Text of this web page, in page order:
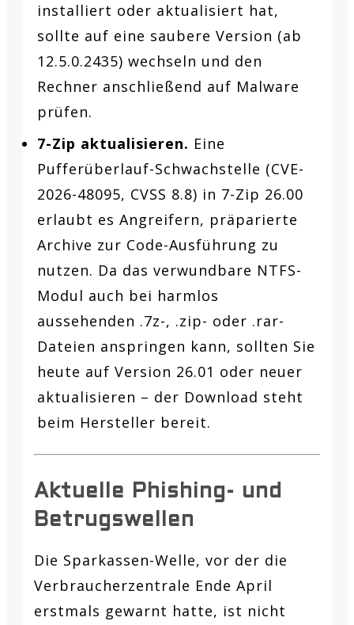
installiert oder aktualisiert hat,
sollte auf eine saubere Version (ab
12.5.0.2435) wechseln und den
Rechner anschließend auf Malware
prüfen.
7-Zip aktualisieren. Eine
Pufferüberlauf-Schwachstelle (CVE-
2026-48095, CVSS 8.8) in 7-Zip 26.00
erlaubt es Angreifern, präparierte
Archive zur Code-Ausführung zu
nutzen. Da das verwundbare NTFS-
Modul auch bei harmlos
aussehenden .7z-, .zip- oder .rar-
Dateien anspringen kann, sollten Sie
heute auf Version 26.01 oder neuer
aktualisieren – der Download steht
beim Hersteller bereit.
Aktuelle Phishing- und
Betrugswellen
Die Sparkassen-Welle, vor der die
Verbraucherzentrale Ende April
erstmals gewarnt hatte, ist nicht